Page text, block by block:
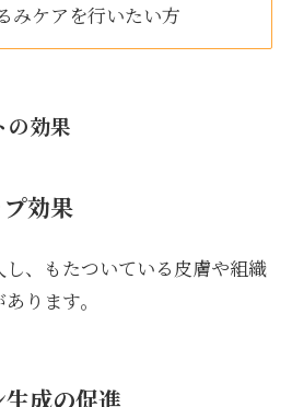
みケアを行いたい方
の効果
効果
、もたついている皮膚や組織
ります。
成の促進